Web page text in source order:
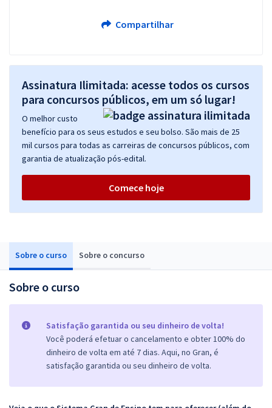
Sobre o curso Sobre o concurso
Sobre o curso
Satisfação garantida ou seu dinheiro de volta!
Você poderá efetuar o cancelamento e obter 100% do
dinheiro de volta em até 7 dias. Aqui, no Gran, é
satisfação garantida ou seu dinheiro de volta.
Compartilhar
Assinatura Ilimitada: acesse todos os cursos
para concursos públicos, em um só lugar!
O melhor custo
benefício para os seus estudos e seu bolso. São mais de 25
mil cursos para todas as carreiras de concursos públicos, com
garantia de atualização pós-edital.
Comece hoje